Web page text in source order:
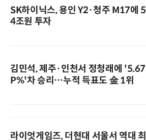
SK하이닉스, 용인 Y2·청주 M17에 5
4조원 투자
김민석, 제주·인천서 정청래에 '5.67
P%'차 승리…누적 득표도 金 1위
라이엇게임즈, 더현대 서울서 역대 최